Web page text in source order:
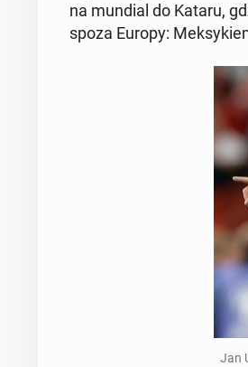
na mundial do Kataru,
spoza Europy:
Jan